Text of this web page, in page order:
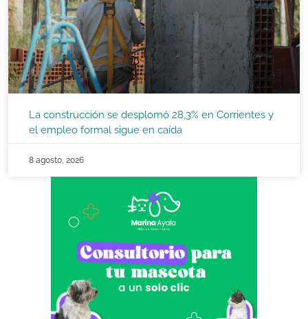
La construcción se desplomó 28,3% en Corrientes y
el empleo formal sigue en caída
8 agosto, 2026